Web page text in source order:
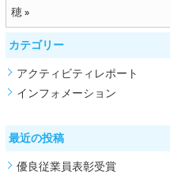
穂 »
カテゴリー
アクティビティレポート
インフォメーション
最近の投稿
優良従業員表彰受賞